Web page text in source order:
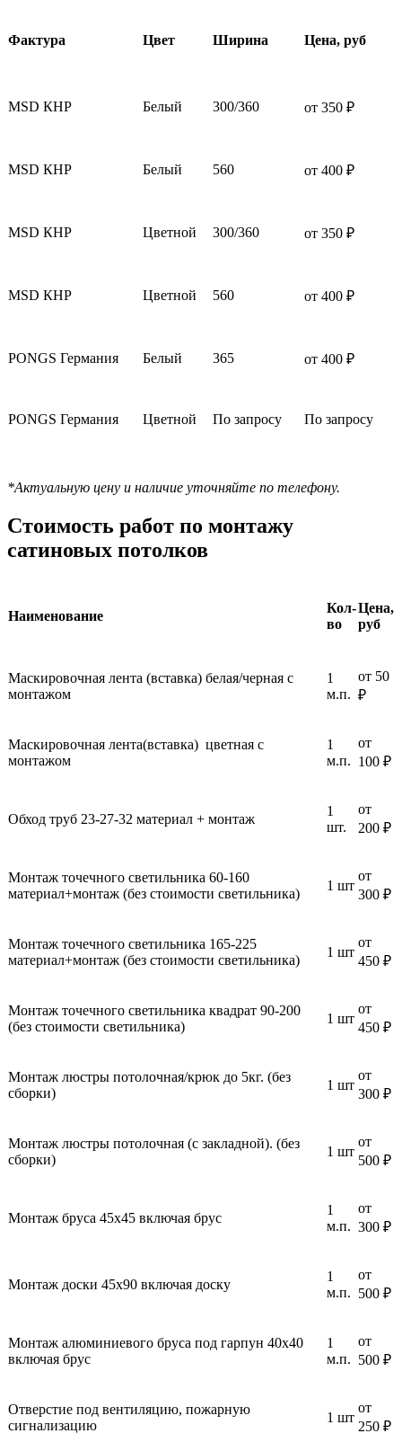
Фактура Цвет Ширина Цена, руб
MSD КНР Белый 300/360 от 350 ₽
MSD КНР Белый 560 от 400 ₽
MSD КНР Цветной 300/360 от 350 ₽
MSD КНР Цветной 560 от 400 ₽
PONGS Германия Белый 365 от 400 ₽
PONGS Германия Цветной По запросу По запросу
*Актуальную цену и наличие уточняйте по телефону.
Стоимость работ по монтажу
сатиновых потолков
Наименование
Кол-
во
Цена,
руб
Маскировочная лента (вставка) белая/черная с
монтажом
1
м.п.
от 50
₽
Маскировочная лента(вставка) цветная с
монтажом
1
м.п.
от
100 ₽
Обход труб 23-27-32 материал + монтаж
1
шт.
от
200 ₽
Монтаж точечного светильника 60-160
материал+монтаж (без стоимости светильника)
1 шт
от
300 ₽
Монтаж точечного светильника 165-225
материал+монтаж (без стоимости светильника)
1 шт
от
450 ₽
Монтаж точечного светильника квадрат 90-200
(без стоимости светильника)
1 шт
от
450 ₽
Монтаж люстры потолочная/крюк до 5кг. (без
сборки)
1 шт
от
300 ₽
Монтаж люстры потолочная (с закладной). (без
сборки)
1 шт
от
500 ₽
Монтаж бруса 45х45 включая брус
1
м.п.
от
300 ₽
Монтаж доски 45х90 включая доску
1
м.п.
от
500 ₽
Монтаж алюминиевого бруса под гарпун 40x40
включая брус
1
м.п.
от
500 ₽
Отверстие под вентиляцию, пожарную
сигнализацию
1 шт
от
250 ₽